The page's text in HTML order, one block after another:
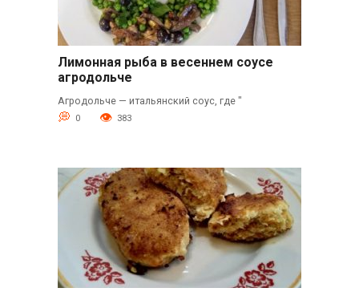
Лимонная рыба в весеннем соусе
агродольче
Агродольче — итальянский соус, где "
0 383